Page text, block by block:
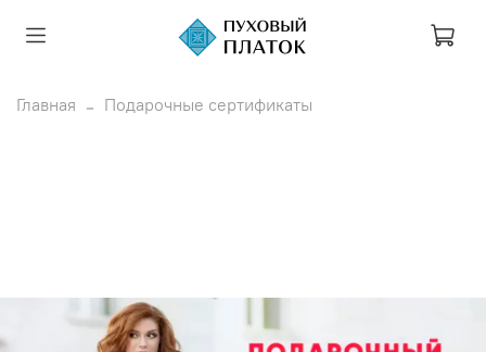
Главная Подарочные сертификаты